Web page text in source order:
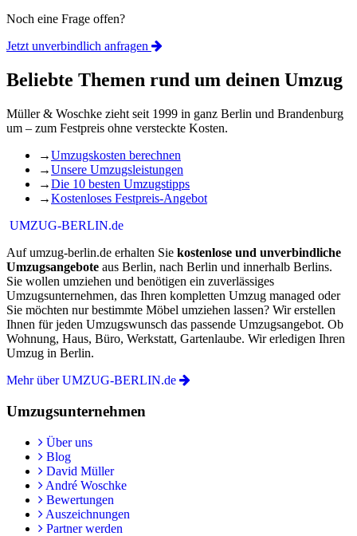
Noch eine Frage offen?
Jetzt unverbindlich anfragen
Beliebte Themen rund um deinen Umzug
Müller & Woschke zieht seit 1999 in ganz Berlin und Brandenburg
um – zum Festpreis ohne versteckte Kosten.
→Umzugskosten berechnen
→Unsere Umzugsleistungen
→Die 10 besten Umzugstipps
→Kostenloses Festpreis-Angebot
UMZUG-BERLIN.de
Auf umzug-berlin.de erhalten Sie kostenlose und unverbindliche
Umzugsangebote aus Berlin, nach Berlin und innerhalb Berlins.
Sie wollen umziehen und benötigen ein zuverlässiges
Umzugsunternehmen, das Ihren kompletten Umzug managed oder
Sie möchten nur bestimmte Möbel umziehen lassen? Wir erstellen
Ihnen für jeden Umzugswunsch das passende Umzugsangebot. Ob
Wohnung, Haus, Büro, Werkstatt, Gartenlaube. Wir erledigen Ihren
Umzug in Berlin.
Mehr über UMZUG-BERLIN.de
Umzugsunternehmen
Über uns
Blog
David Müller
André Woschke
Bewertungen
Auszeichnungen
Partner werden